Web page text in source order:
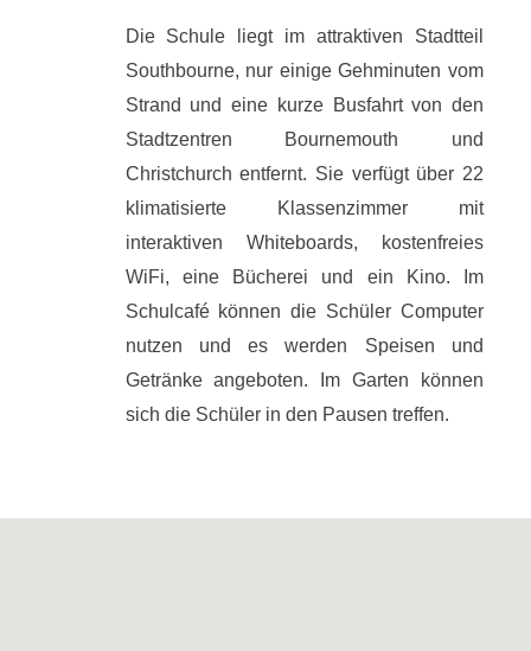
Die Schule liegt im attraktiven Stadtteil
Southbourne, nur einige Gehminuten vom
Strand und eine kurze Busfahrt von den
Stadtzentren Bournemouth und
Christchurch entfernt. Sie verfügt über 22
klimatisierte Klassenzimmer mit
interaktiven Whiteboards, kostenfreies
WiFi, eine Bücherei und ein Kino. Im
Schulcafé können die Schüler Computer
nutzen und es werden Speisen und
Getränke angeboten. Im Garten können
sich die Schüler in den Pausen treffen.